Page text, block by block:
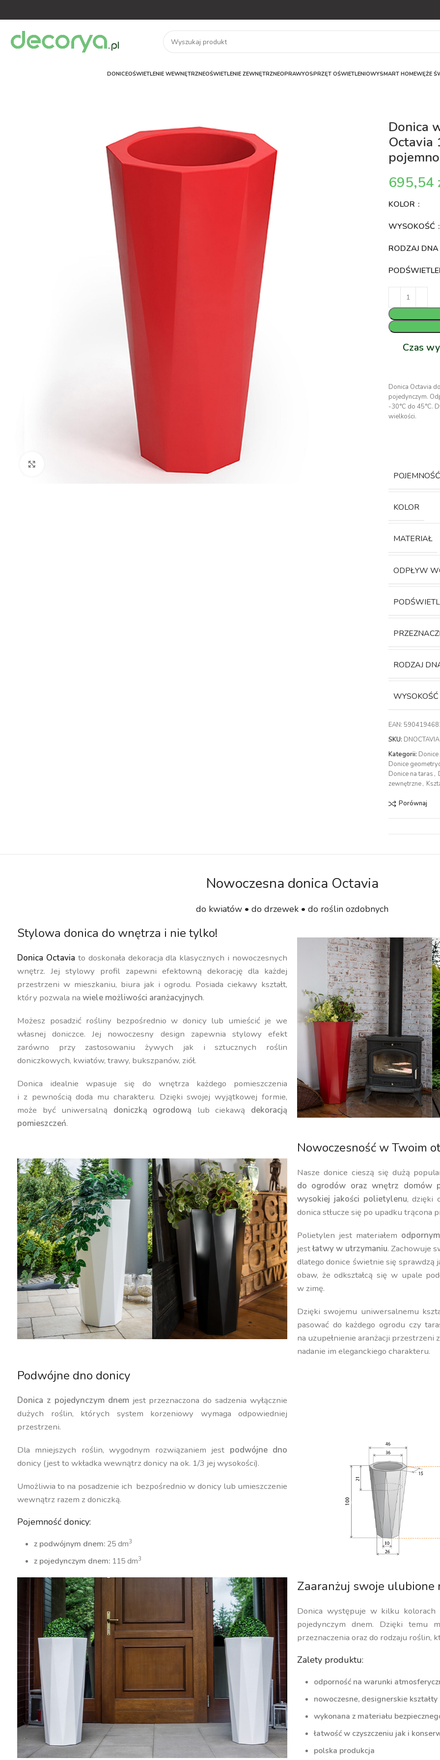
DONICEOŚWIETLENIE WEWNĘTRZNEOŚWIETLENIE ZEWNĘTRZNEOPRAWYOSPRZĘT OŚWIETLENIOWYSMART HOMEWĘŻE
Donica
Octavia
KOLOR
WYSOKOŚĆ
RODZAJ DNA
Czas
Donica Octavia
pojedynczym.
-30°C do 45°C.
wielkości.
POJEMNOŚĆ
KOLOR
MATERIAŁ
ODPŁYW
RODZAJ
WYSOKOŚĆ
EAN:
SKU:
Kategorii: Donice
Donice
Donice na taras ,
zewnętrzne,
Porównaj
Nowoczesna donica Octavia
do kwiatów • do drzewek • do roślin ozdobnych
Stylowa donica do wnętrza i nie tylko!
Donica Octavia to doskonała dekoracja dla klasycznych i nowoczesnych
wnętrz. Jej stylowy profil zapewni efektowną dekorację dla każdej
przestrzeni w mieszkaniu, biura jak i ogrodu. Posiada ciekawy kształt,
który pozwala nawiele możliwości aranżacyjnych.
Możesz posadzić rośliny bezpośrednio w donicy lub umieścić je we
własnej doniczce. Jej nowoczesny design zapewnia stylowy efekt
zarówno przy zastosowaniu żywych jak i sztucznych roślin
doniczkowych, kwiatów, trawy, bukszpanów, ziół.
Donica idealnie wpasuje się do wnętrza każdego pomieszczenia
i z pewnością doda mu charakteru. Dzięki swojej wyjątkowej formie,
może być uniwersalną doniczką ogrodową lub ciekawą dekoracją
pomieszczeń.
Nowoczesność w Twoim
Nasze donice cieszą się dużą
do ogrodów oraz wnętrz domów
wysokiej jakości polietylenu, dzięki
donica stłucze się po upadku trącona
Polietylen jest materiałem
jestłatwy w utrzymaniu. Zachowuje
dlatego donice świetnie się sprawdzą
obaw, że odkształcą się w upale
w zimę.
Dzięki swojemu uniwersalnemu
pasować do każdego ogrodu czy
na uzupełnienie aranżacji
nadanie im eleganckiego charakteru.
Podwójne dno donicy
Donica z pojedynczym dnemjest przeznaczona do sadzenia wyłącznie
dużych roślin, których system korzeniowy wymaga odpowiedniej
przestrzeni.
Dla mniejszych roślin, wygodnym rozwiązaniem jest podwójne dno
donicy (jest to wkładka wewnątrz donicy na ok. 1/3 jej wysokości).
Umożliwia to na posadzenie ich bezpośrednio w donicy lub umieszczenie
wewnątrz razem z doniczką.
Pojemność donicy:
z podwójnym dnem: 25 dm3
z pojedynczym dnem: 115 dm3
Zaaranżuj swoje ulubione
Donica występuje w kilku
pojedynczym dnem. Dzięki temu
przeznaczenia oraz do rodzaju roślin,
Zalety produktu:
odporność na warunki
nowoczesne, designerskie kształty
wykonana z materiału
łatwość w czyszczeniu jak i
polska produkcja